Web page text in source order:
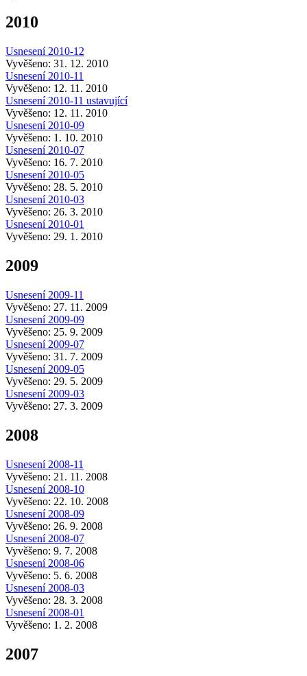
2010
Usnesení 2010-12
Vyvěšeno: 31. 12. 2010
Usnesení 2010-11
Vyvěšeno: 12. 11. 2010
Usnesení 2010-11 ustavující
Vyvěšeno: 12. 11. 2010
Usnesení 2010-09
Vyvěšeno: 1. 10. 2010
Usnesení 2010-07
Vyvěšeno: 16. 7. 2010
Usnesení 2010-05
Vyvěšeno: 28. 5. 2010
Usnesení 2010-03
Vyvěšeno: 26. 3. 2010
Usnesení 2010-01
Vyvěšeno: 29. 1. 2010
2009
Usnesení 2009-11
Vyvěšeno: 27. 11. 2009
Usnesení 2009-09
Vyvěšeno: 25. 9. 2009
Usnesení 2009-07
Vyvěšeno: 31. 7. 2009
Usnesení 2009-05
Vyvěšeno: 29. 5. 2009
Usnesení 2009-03
Vyvěšeno: 27. 3. 2009
2008
Usnesení 2008-11
Vyvěšeno: 21. 11. 2008
Usnesení 2008-10
Vyvěšeno: 22. 10. 2008
Usnesení 2008-09
Vyvěšeno: 26. 9. 2008
Usnesení 2008-07
Vyvěšeno: 9. 7. 2008
Usnesení 2008-06
Vyvěšeno: 5. 6. 2008
Usnesení 2008-03
Vyvěšeno: 28. 3. 2008
Usnesení 2008-01
Vyvěšeno: 1. 2. 2008
2007